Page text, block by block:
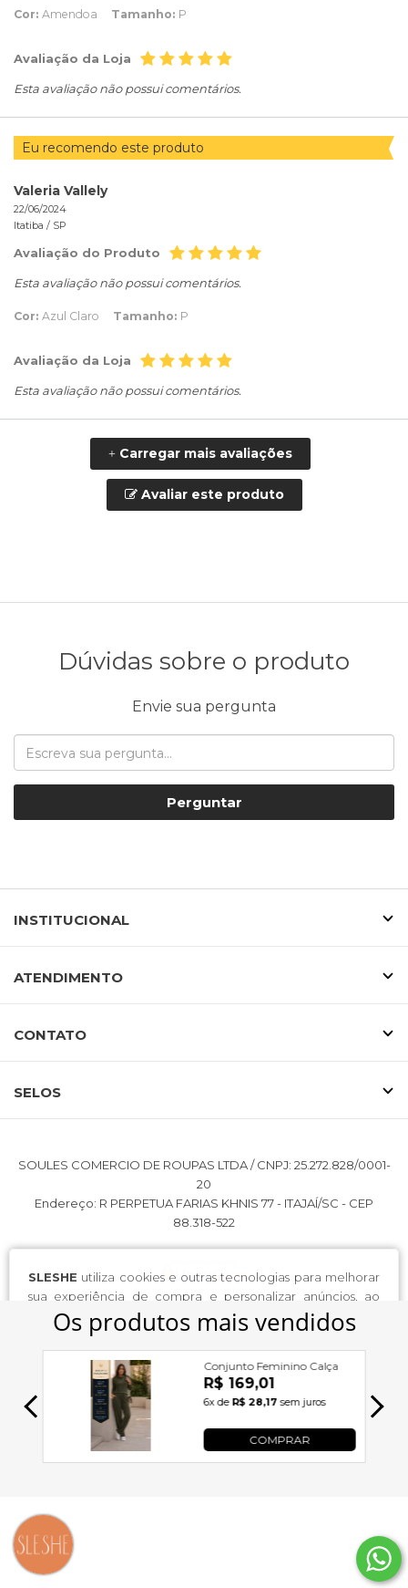
SLESHE utiliza cookies e outras tecnologias para melhorar
sua experiência de compra e personalizar anúncios, ao
continuar navegando você concorda com nossa Política de
Privacidade.
continuar e fechar
Cor: Amendoa Tamanho: P
Avaliação da Loja
Esta avaliação não possui comentários.
Eu recomendo este produto
Valeria Vallely
22/06/2024
Itatiba / SP
Avaliação do Produto
Esta avaliação não possui comentários.
Cor: Azul Claro Tamanho: P
Avaliação da Loja
Esta avaliação não possui comentários.
+Carregar mais avaliações
Avaliar este produto
Dúvidas sobre o produto
Envie sua pergunta
Perguntar
INSTITUCIONAL
ATENDIMENTO
CONTATO
SELOS
SOULES COMERCIO DE ROUPAS LTDA / CNPJ: 25.272.828/0001-
20
Endereço: R PERPETUA FARIAS KHNIS 77 - ITAJAÍ/SC - CEP
88.318-522